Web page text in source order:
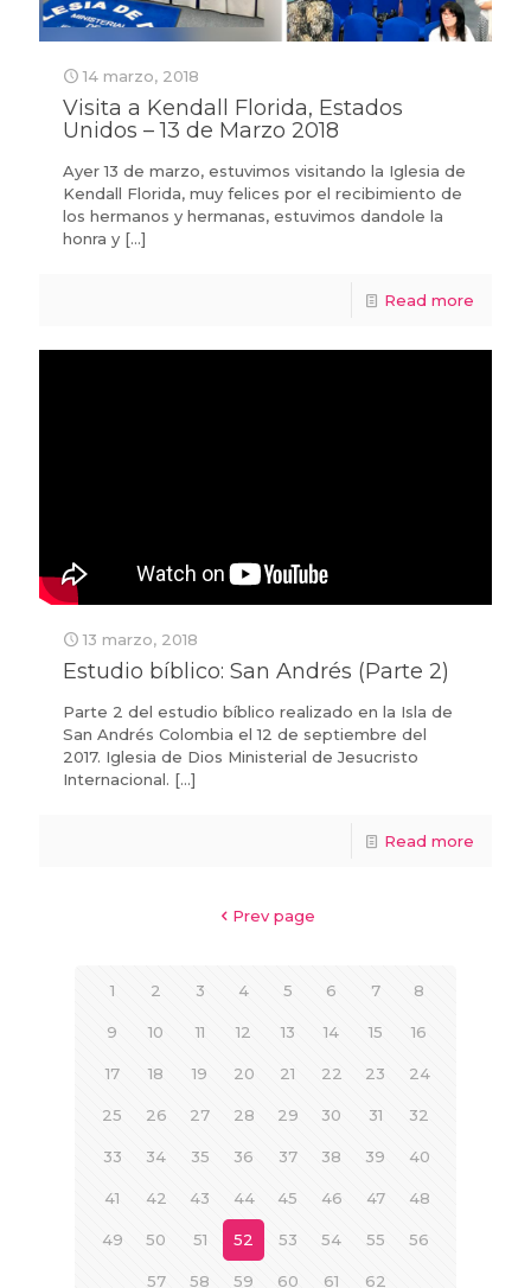
14 marzo, 2018
Visita a Kendall Florida, Estados
Unidos – 13 de Marzo 2018
Ayer 13 de marzo, estuvimos visitando la Iglesia de
Kendall Florida, muy felices por el recibimiento de
los hermanos y hermanas, estuvimos dandole la
honra y […]
Read more
13 marzo, 2018
Estudio bíblico: San Andrés (Parte 2)
Parte 2 del estudio bíblico realizado en la Isla de
San Andrés Colombia el 12 de septiembre del
2017. Iglesia de Dios Ministerial de Jesucristo
Internacional. […]
Read more
Prev page
1 2 3 4 5 6 7 8
9 10 11 12 13 14 15 16
17 18 19 20 21 22 23 24
25 26 27 28 29 30 31 32
33 34 35 36 37 38 39 40
41 42 43 44 45 46 47 48
49 50 51 52 53 54 55 56
57 58 59 60 61 62